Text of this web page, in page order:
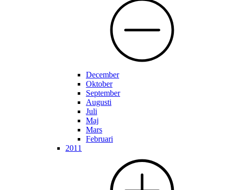
December
Oktober
September
Augusti
Juli
Maj
Mars
Februari
2011